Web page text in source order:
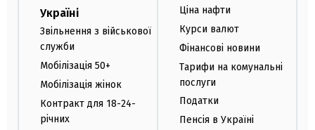
Україні
Звільнення з військової
служби
Мобілізація 50+
Мобілізація жінок
Контракт для 18-24-
річних
Ціна нафти
Курси валют
Фінансові новини
Тарифи на комунальні
послуги
Податки
Пенсія в Україні